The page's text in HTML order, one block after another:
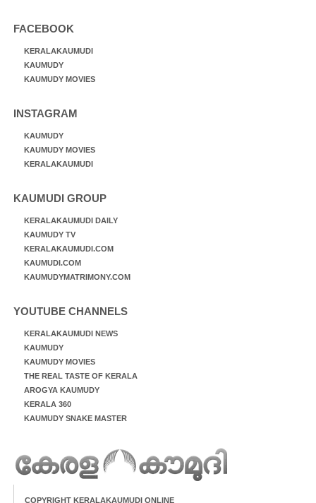
FACEBOOK
KERALAKAUMUDI
KAUMUDY
KAUMUDY MOVIES
INSTAGRAM
KAUMUDY
KAUMUDY MOVIES
KERALAKAUMUDI
KAUMUDI GROUP
KERALAKAUMUDI DAILY
KAUMUDY TV
KERALAKAUMUDI.COM
KAUMUDI.COM
KAUMUDYMATRIMONY.COM
YOUTUBE CHANNELS
KERALAKAUMUDI NEWS
KAUMUDY
KAUMUDY MOVIES
THE REAL TASTE OF KERALA
AROGYA KAUMUDY
KERALA 360
KAUMUDY SNAKE MASTER
COPYRIGHT KERALAKAUMUDI ONLINE